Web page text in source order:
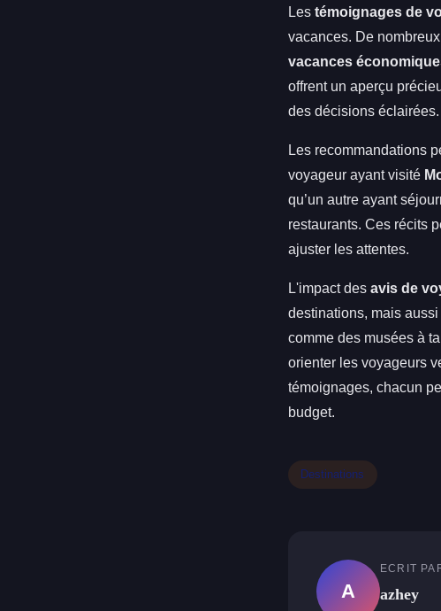
Les témoignages de
vacances. De
vacances
offrent un aperçu
des décisions éclairées.
Les recommandations
voyageur ayant visité
qu’un autre ayant
restaurants. Ces récits
ajuster les attentes.
L'impact des avis de
destinations, mais
comme des musées à
orienter les voyageurs
témoignages, chacun
budget.
Destinations
A
ECRIT
azhey